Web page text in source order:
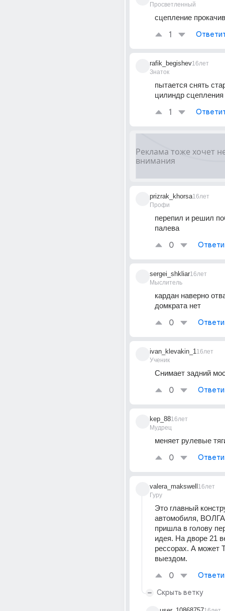
Просветленный
сцепление
1
rafik_begishev
Знаток
16лет
пытается снять
цилиндр
1
prizrak_khorsa
Профи
16лет
перепил и решил
палева
0
sergei_shkliar
Мыслитель
16лет
кардан наверно
домкрата нет
0
ivan_klevakin_1
Ученик
16лет
Снимает задний
0
kep_88
Мудрец
16лет
меняет рулевые
0
valera_makswell
Гуру
16лет
Это главный
автомобиля,
пришла в голову
идея. На дворе 21
рессорах. А может
выездом.
0
Скрыть ветку